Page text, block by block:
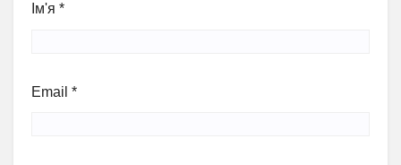
Ім'я *
Email *